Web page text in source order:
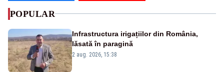
POPULAR
Infrastructura irigațiilor din România,
lăsată în paragină
2 aug. 2026, 15:38